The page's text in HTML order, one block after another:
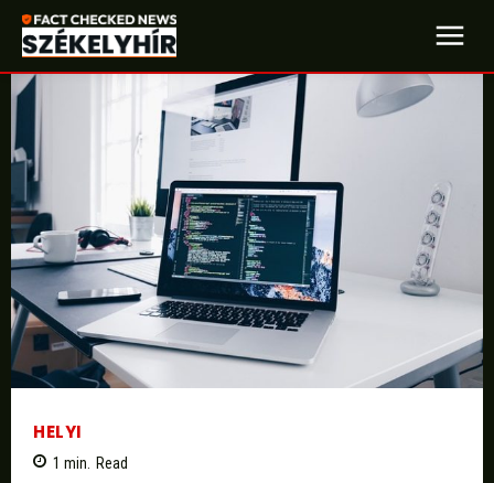
HELYI
1 min. Read